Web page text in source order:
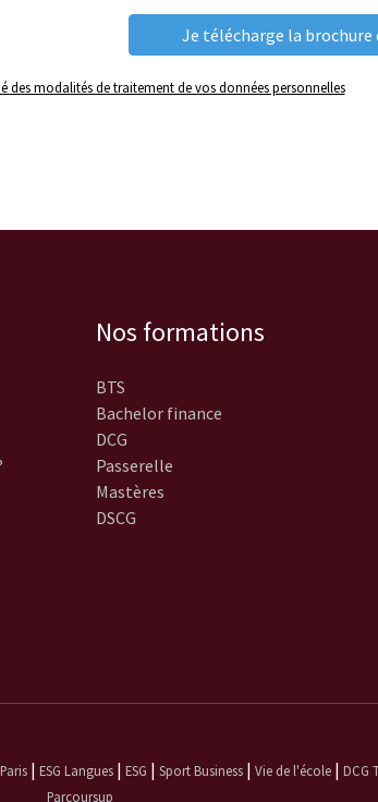
des modalités de traitement de vos données personnelles
Nos formations
BTS
Bachelor finance
DCG
Passerelle
Mastères
DSCG
| ESG Langues| ESG | Sport Business | Vie de l'école| DCG
Parcoursup